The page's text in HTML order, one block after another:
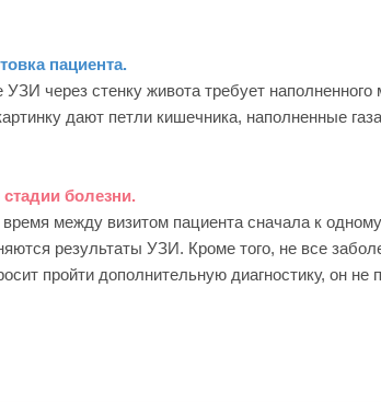
пациента.
УЗИ через стенку живота требует
дают петли кишечника, наполненные
болезни.
между визитом пациента сначала к
результаты УЗИ. Кроме того, не все
пройти дополнительную диагностику, он не